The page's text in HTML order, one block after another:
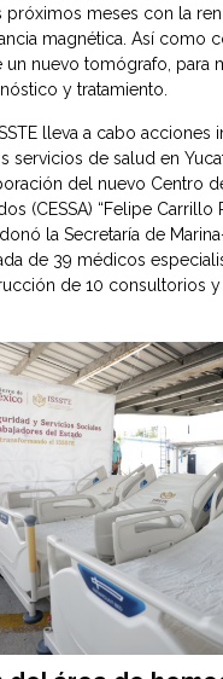
próximos meses con la
magnética. Así como
nuevo tomógrafo, para
y tratamiento.
lleva a cabo acciones
servicios de salud en
del nuevo Centro
(CESSA) “Felipe Carrillo
la Secretaría de
de 39 médicos
de 10 consultorios y